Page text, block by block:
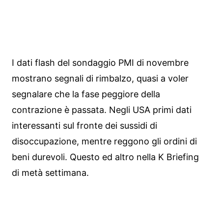
I dati flash del sondaggio PMI di novembre
mostrano segnali di rimbalzo, quasi a voler
segnalare che la fase peggiore della
contrazione è passata. Negli USA primi dati
interessanti sul fronte dei sussidi di
disoccupazione, mentre reggono gli ordini di
beni durevoli. Questo ed altro nella K Briefing
di metà settimana.